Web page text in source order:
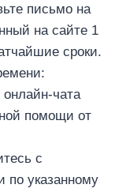
письмо на
на сайте 1
сроки.
чата
помощи от
с
по указанному